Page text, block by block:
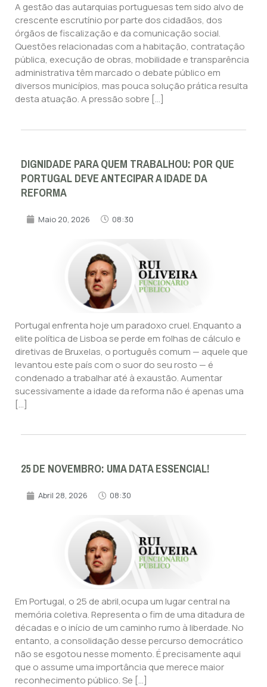
A gestão das autarquias portuguesas tem sido alvo de
crescente escrutínio por parte dos cidadãos, dos
órgãos de fiscalização e da comunicação social.
Questões relacionadas com a habitação, contratação
pública, execução de obras, mobilidade e transparência
administrativa têm marcado o debate público em
diversos municípios, mas pouca solução prática resulta
desta atuação. A pressão sobre […]
DIGNIDADE PARA QUEM TRABALHOU: POR QUE
PORTUGAL DEVE ANTECIPAR A IDADE DA
REFORMA
Maio 20, 2026 08:30
Portugal enfrenta hoje um paradoxo cruel. Enquanto a
elite política de Lisboa se perde em folhas de cálculo e
diretivas de Bruxelas, o português comum — aquele que
levantou este país com o suor do seu rosto — é
condenado a trabalhar até à exaustão. Aumentar
sucessivamente a idade da reforma não é apenas uma
[…]
25 DE NOVEMBRO: UMA DATA ESSENCIAL!
Abril 28, 2026 08:30
Em Portugal, o 25 de abril,ocupa um lugar central na
memória coletiva. Representa o fim de uma ditadura de
décadas e o início de um caminho rumo à liberdade. No
entanto, a consolidação desse percurso democrático
não se esgotou nesse momento. É precisamente aqui
que o assume uma importância que merece maior
reconhecimento público. Se […]